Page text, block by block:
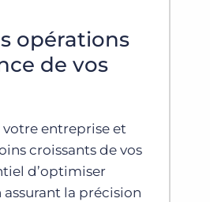
opérations
de vos
votre entreprise et
croissants de vos
d’optimiser
la précision